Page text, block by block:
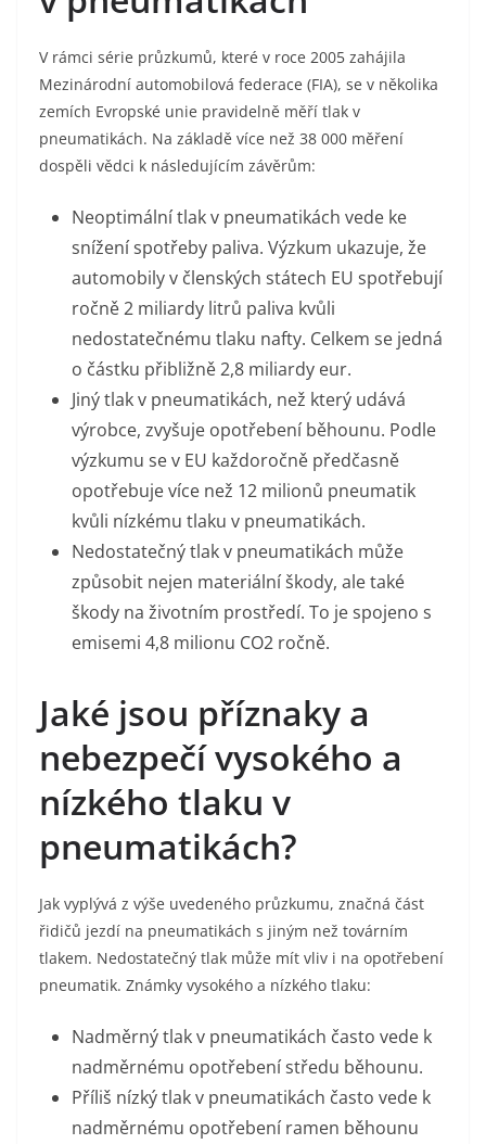
V rámci série průzkumů, které v roce 2005 zahájila
Mezinárodní automobilová federace (FIA), se v několika
zemích Evropské unie pravidelně měří tlak v
pneumatikách. Na základě více než 38 000 měření
dospěli vědci k následujícím závěrům:
Neoptimální tlak v pneumatikách vede ke
snížení spotřeby paliva. Výzkum ukazuje, že
automobily v členských státech EU spotřebují
ročně 2 miliardy litrů paliva kvůli
nedostatečnému tlaku nafty. Celkem se jedná
o částku přibližně 2,8 miliardy eur.
Jiný tlak v pneumatikách, než který udává
výrobce, zvyšuje opotřebení běhounu. Podle
výzkumu se v EU každoročně předčasně
opotřebuje více než 12 milionů pneumatik
kvůli nízkému tlaku v pneumatikách.
Nedostatečný tlak v pneumatikách může
způsobit nejen materiální škody, ale také
škody na životním prostředí. To je spojeno s
emisemi 4,8 milionu CO2 ročně.
Jaké jsou příznaky a
nebezpečí vysokého a
nízkého tlaku v
pneumatikách?
Jak vyplývá z výše uvedeného průzkumu, značná část
řidičů jezdí na pneumatikách s jiným než továrním
tlakem. Nedostatečný tlak může mít vliv i na opotřebení
pneumatik. Známky vysokého a nízkého tlaku:
Nadměrný tlak v pneumatikách často vede k
nadměrnému opotřebení středu běhounu.
Příliš nízký tlak v pneumatikách často vede k
nadměrnému opotřebení ramen běhounu